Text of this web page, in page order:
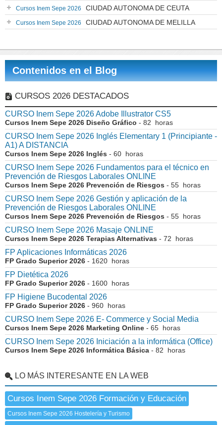
Cursos Inem Sepe 2026 CIUDAD AUTONOMA DE CEUTA
Cursos Inem Sepe 2026 CIUDAD AUTONOMA DE MELILLA
Contenidos en el Blog
CURSOS 2026 DESTACADOS
CURSO Inem Sepe 2026 Adobe Illustrator CS5
Cursos Inem Sepe 2026 Diseño Gráfico - 82 horas
CURSO Inem Sepe 2026 Inglés Elementary 1 (Principiante -
A1) A DISTANCIA
Cursos Inem Sepe 2026 Inglés - 60 horas
CURSO Inem Sepe 2026 Fundamentos para el técnico en
Prevención de Riesgos Laborales ONLINE
Cursos Inem Sepe 2026 Prevención de Riesgos - 55 horas
CURSO Inem Sepe 2026 Gestión y aplicación de la
Prevención de Riesgos Laborales ONLINE
Cursos Inem Sepe 2026 Prevención de Riesgos - 55 horas
CURSO Inem Sepe 2026 Masaje ONLINE
Cursos Inem Sepe 2026 Terapias Alternativas - 72 horas
FP Aplicaciones Informáticas 2026
FP Grado Superior 2026 - 1620 horas
FP Dietética 2026
FP Grado Superior 2026 - 1600 horas
FP Higiene Bucodental 2026
FP Grado Superior 2026 - 960 horas
CURSO Inem Sepe 2026 E- Commerce y Social Media
Cursos Inem Sepe 2026 Marketing Online - 65 horas
CURSO Inem Sepe 2026 Iniciación a la informática (Office)
Cursos Inem Sepe 2026 Informática Básica - 82 horas
LO MÁS INTERESANTE EN LA WEB
Cursos Inem Sepe 2026 Formación y Educación
Cursos Inem Sepe 2026 Hostelería y Turismo